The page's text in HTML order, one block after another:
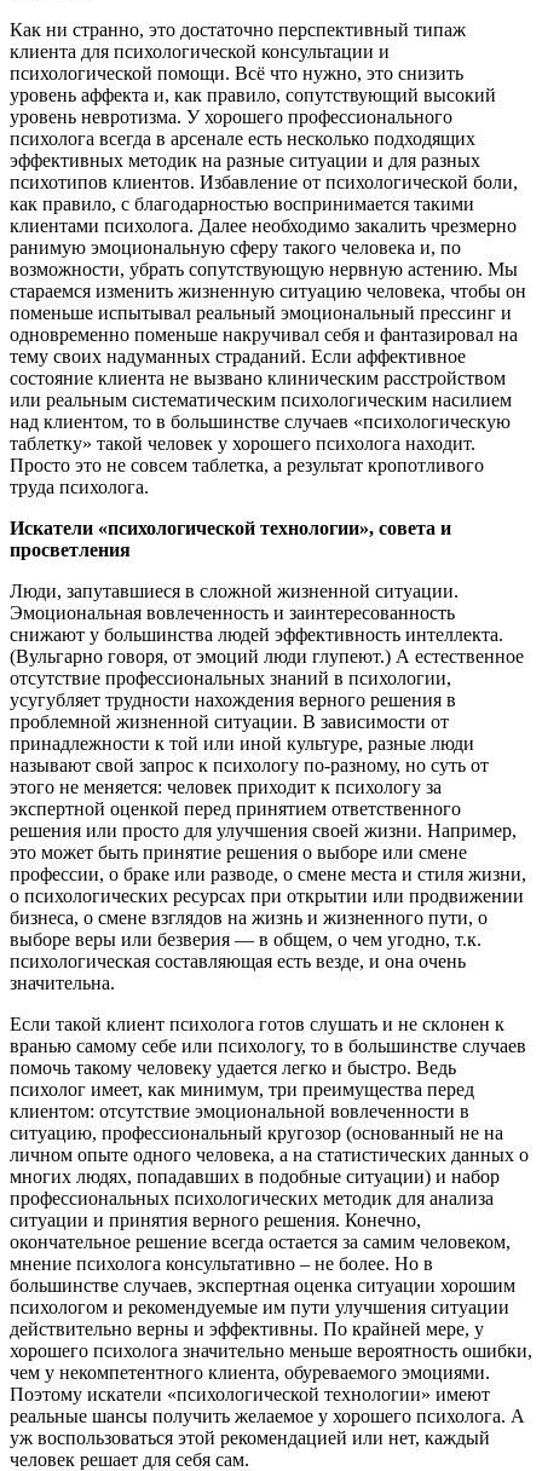
Как ни странно, это достаточно перспективный типаж
клиента для психологической консультации и
психологической помощи. Всё что нужно, это снизить
уровень аффекта и, как правило, сопутствующий высокий
уровень невротизма. У хорошего профессионального
психолога всегда в арсенале есть несколько подходящих
эффективных методик на разные ситуации и для разных
психотипов клиентов. Избавление от психологической боли,
как правило, с благодарностью воспринимается такими
клиентами психолога. Далее необходимо закалить чрезмерно
ранимую эмоциональную сферу такого человека и, по
возможности, убрать сопутствующую нервную астению. Мы
стараемся изменить жизненную ситуацию человека, чтобы он
поменьше испытывал реальный эмоциональный прессинг и
одновременно поменьше накручивал себя и фантазировал на
тему своих надуманных страданий. Если аффективное
состояние клиента не вызвано клиническим расстройством
или реальным систематическим психологическим насилием
над клиентом, то в большинстве случаев «психологическую
таблетку» такой человек у хорошего психолога находит.
Просто это не совсем таблетка, а результат кропотливого
труда психолога.
Искатели «психологической технологии», совета и
просветления
Люди, запутавшиеся в сложной жизненной ситуации.
Эмоциональная вовлеченность и заинтересованность
снижают у большинства людей эффективность интеллекта.
(Вульгарно говоря, от эмоций люди глупеют.) А естественное
отсутствие профессиональных знаний в психологии,
усугубляет трудности нахождения верного решения в
проблемной жизненной ситуации. В зависимости от
принадлежности к той или иной культуре, разные люди
называют свой запрос к психологу по-разному, но суть от
этого не меняется: человек приходит к психологу за
экспертной оценкой перед принятием ответственного
решения или просто для улучшения своей жизни. Например,
это может быть принятие решения о выборе или смене
профессии, о браке или разводе, о смене места и стиля жизни,
о психологических ресурсах при открытии или продвижении
бизнеса, о смене взглядов на жизнь и жизненного пути, о
выборе веры или безверия — в общем, о чем угодно, т.к.
психологическая составляющая есть везде, и она очень
значительна.
Если такой клиент психолога готов слушать и не склонен к
вранью самому себе или психологу, то в большинстве случаев
помочь такому человеку удается легко и быстро. Ведь
психолог имеет, как минимум, три преимущества перед
клиентом: отсутствие эмоциональной вовлеченности в
ситуацию, профессиональный кругозор (основанный не на
личном опыте одного человека, а на статистических данных о
многих людях, попадавших в подобные ситуации) и набор
профессиональных психологических методик для анализа
ситуации и принятия верного решения. Конечно,
окончательное решение всегда остается за самим человеком,
мнение психолога консультативно – не более. Но в
большинстве случаев, экспертная оценка ситуации хорошим
психологом и рекомендуемые им пути улучшения ситуации
действительно верны и эффективны. По крайней мере, у
хорошего психолога значительно меньше вероятность ошибки,
чем у некомпетентного клиента, обуреваемого эмоциями.
Поэтому искатели «психологической технологии» имеют
реальные шансы получить желаемое у хорошего психолога. А
уж воспользоваться этой рекомендацией или нет, каждый
человек решает для себя сам.